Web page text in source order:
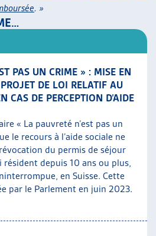
. »
PAS UN CRIME » : MISE EN
DE LOI RELATIF AU
CAS DE PERCEPTION D’AIDE
« La pauvreté n’est pas un
le recours à l’aide sociale ne
du permis de séjour
depuis 10 ans ou plus,
en Suisse. Cette
par le Parlement en juin 2023.